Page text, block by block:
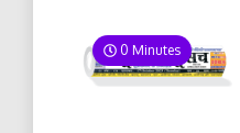
0 Minutes